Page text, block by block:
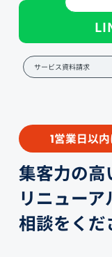
サービス資料請求
1営業日以
集客力の高
リニュー
相談をくだ